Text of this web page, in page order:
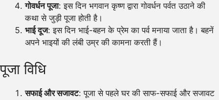
गोवर्धन पूजा: इस दिन भगवान कृष्ण द्वारा गोवर्धन पर्वत उठाने की
कथा से जुड़ी पूजा होती है।
भाई दूज: इस दिन भाई-बहन के प्रेम का पर्व मनाया जाता है। बहनें
अपने भाइयों की लंबी उम्र की कामना करती हैं।
पूजा विधि
सफाई और सजावट: पूजा से पहले घर की साफ-सफाई और सजावट